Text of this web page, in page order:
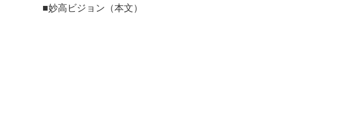
■妙高ビジョン（本文）